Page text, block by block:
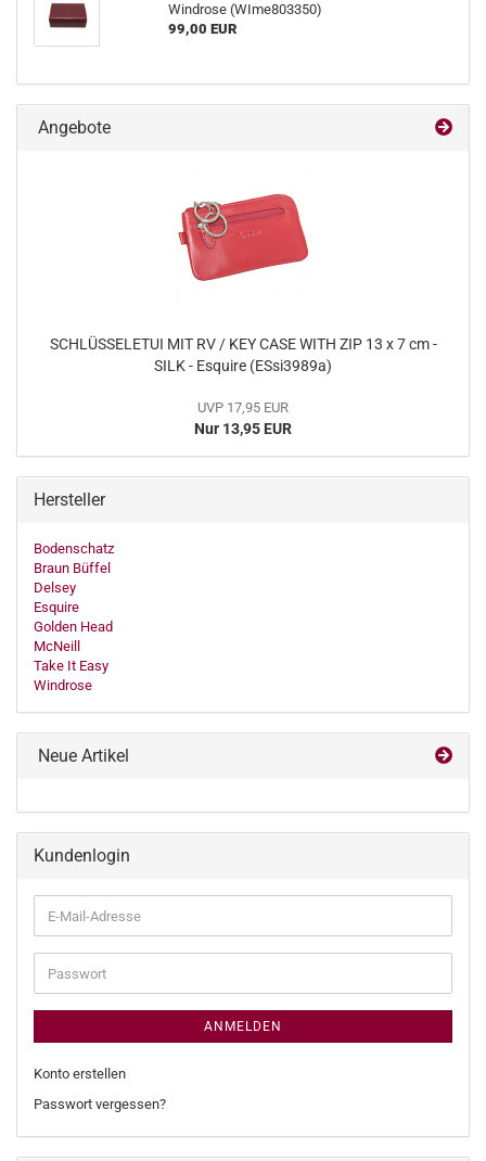
Windrose (WIme803350)
99,00 EUR
Angebote
SCHLÜSSELETUI MIT RV / KEY CASE WITH ZIP 13 x 7 cm -
SILK - Esquire (ESsi3989a)
UVP 17,95 EUR
Nur 13,95 EUR
Hersteller
Bodenschatz
Braun Büffel
Delsey
Esquire
Golden Head
McNeill
Take It Easy
Windrose
Neue Artikel
Kundenlogin
E-
Mail-
Adresse
Passwort
ANMELDEN
Konto erstellen
Passwort vergessen?